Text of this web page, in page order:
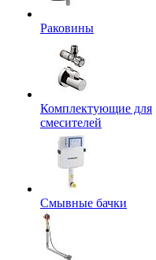
Раковины
Комплектующие для
смесителей
Смывные бачки